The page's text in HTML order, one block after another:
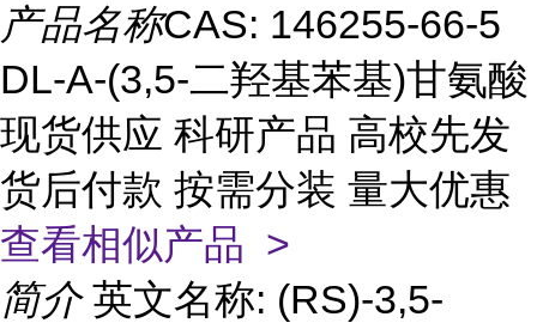
产品名称CAS: 146255-66-5
DL-Α-(3,5-二羟基苯基)甘氨酸
现货供应 科研产品 高校先发
货后付款 按需分装 量大优惠
查看相似产品 >
简介 英文名称: (RS)-3,5-